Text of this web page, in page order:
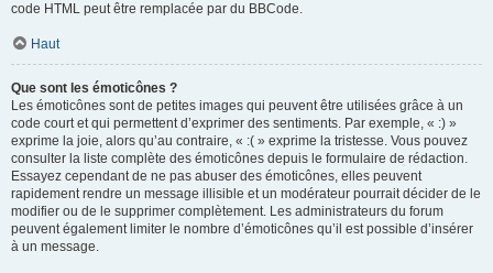
code HTML peut être remplacée par du BBCode.
Haut
Que sont les émoticônes ?
Les émoticônes sont de petites images qui peuvent être utilisées grâce à un
code court et qui permettent d’exprimer des sentiments. Par exemple, « :) »
exprime la joie, alors qu’au contraire, « :( » exprime la tristesse. Vous pouvez
consulter la liste complète des émoticônes depuis le formulaire de rédaction.
Essayez cependant de ne pas abuser des émoticônes, elles peuvent
rapidement rendre un message illisible et un modérateur pourrait décider de le
modifier ou de le supprimer complètement. Les administrateurs du forum
peuvent également limiter le nombre d’émoticônes qu’il est possible d’insérer
à un message.